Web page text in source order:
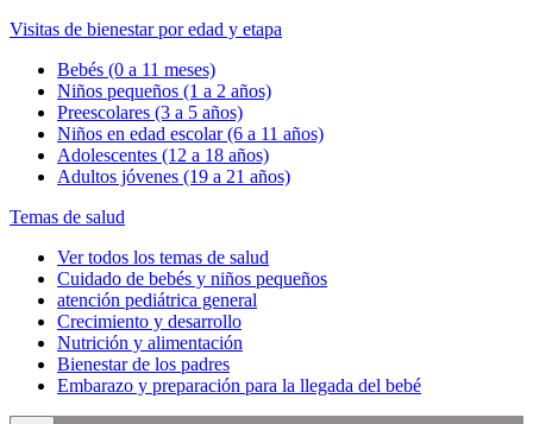
Visitas de bienestar por edad y etapa
Bebés (0 a 11 meses)
Niños pequeños (1 a 2 años)
Preescolares (3 a 5 años)
Niños en edad escolar (6 a 11 años)
Adolescentes (12 a 18 años)
Adultos jóvenes (19 a 21 años)
Temas de salud
Ver todos los temas de salud
Cuidado de bebés y niños pequeños
atención pediátrica general
Crecimiento y desarrollo
Nutrición y alimentación
Bienestar de los padres
Embarazo y preparación para la llegada del bebé